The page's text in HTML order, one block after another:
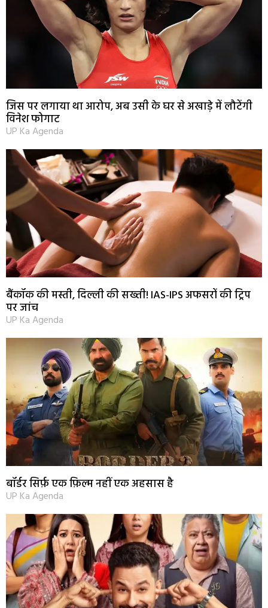
जिस पर लगाया था आरोप, अब उसी के घर से अखाड़े में लौटेंगी
विनेश फोगाट
UP Ka Agenda
बैंकॉक की मस्ती, दिल्ली की सख्ती! IAS-IPS अफसरों की ट्रिप
पर जांच
UP Ka Agenda
बॉर्डर सिर्फ़ एक फ़िल्म नहीं एक अहसास है
UP Ka Agenda